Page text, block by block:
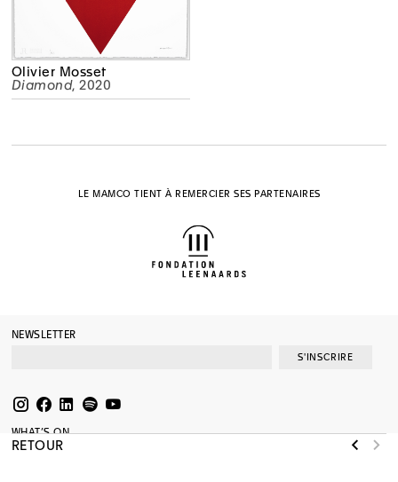
Olivier Mosset
Diamond, 2020
RETOUR
LE MAMCO TIENT À REMERCIER SES PARTENAIRES
NEWSLETTER
S'INSCRIRE
WHAT’S ON
EXPOSITIONS